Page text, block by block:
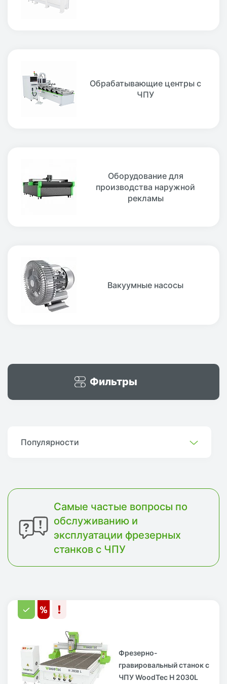
Обрабатывающие центры с
ЧПУ
Оборудование для
производства наружной
рекламы
Вакуумные насосы
Фильтры
Популярности
Самые частые вопросы по
обслуживанию и
эксплуатации фрезерных
станков с ЧПУ
Фрезерно-
гравировальный станок с
ЧПУ WoodTec H 2030L